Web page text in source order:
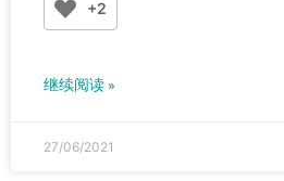
+2
继续阅读 »
27/06/2021